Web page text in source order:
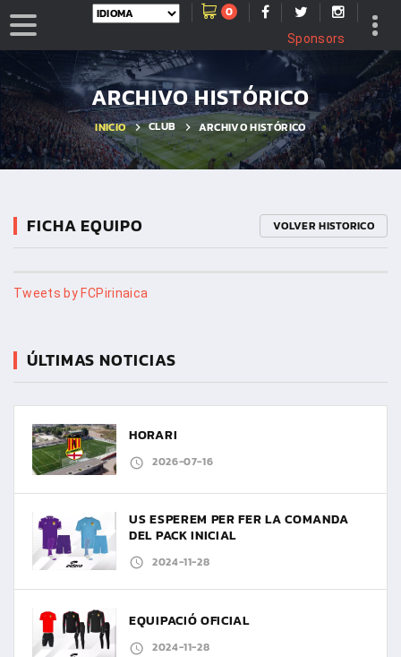
0
Sponsors
ARCHIVO HISTÓRICO
INICIO CLUB ARCHIVO HISTÓRICO
FICHA EQUIPO VOLVER HISTORICO
Tweets by FCPirinaica
ÚLTIMAS NOTICIAS
HORARI
2026-07-16
US ESPEREM PER FER LA COMANDA
DEL PACK INICIAL
2024-11-28
EQUIPACIÓ OFICIAL
2024-11-28